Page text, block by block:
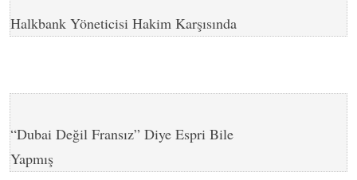
Halkbank Yöneticisi Hakim Karşısında
“Dubai Değil Fransız” Diye Espri Bile
Yapmış